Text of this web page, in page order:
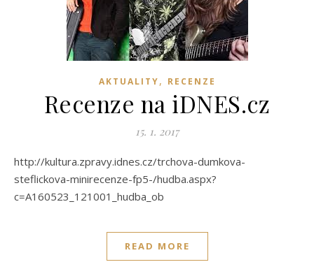
AKTUALITY, RECENZE
Recenze na iDNES.cz
15. 1. 2017
http://kultura.zpravy.idnes.cz/trchova-dumkova-
steflickova-minirecenze-fp5-/hudba.aspx?
c=A160523_121001_hudba_ob
READ MORE